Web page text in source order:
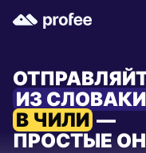
ИЗ
В ЧИЛИ —
ПРОСТЫЕ